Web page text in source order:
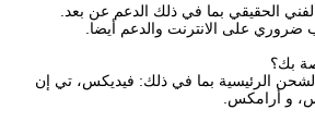
الحقيقي بما في ذلك الدعم عن بعد.
على الانترنت والدعم أيضا.
الرئيسية بما في ذلك: فيديكس، تي إن
و أرامكس.